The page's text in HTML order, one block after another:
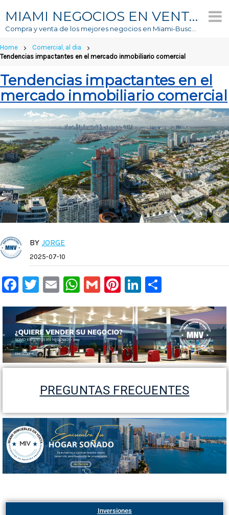
MIAMI NEGOCIOS EN VENTA
Home
Comercial, al dia
Tendencias impactantes en el mercado inmobiliario comercial
Tendencias impactantes en el
mercado inmobiliario comercial
BY JORGE
2025-07-10
Facebook
Twitter
EmailWhatsApp
GmailPinterest
LinkedIn
PREGUNTAS FRECUENTES
Inversiones